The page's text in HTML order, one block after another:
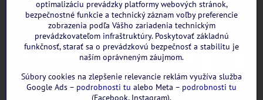
optimalizáciu prevádzky platformy webových stránok,
bezpečnostné funkcie a technický záznam voľby preferencie
zobrazenia podľa Vášho zariadenia technickým
prevádzkovateľom infraštruktúry. Poskytovať základnú
funkčnosť, starať sa o prevádzkovú bezpečnosť a stabilitu je
naším oprávneným záujmom.
Súbory cookies na zlepšenie relevancie reklám využíva služba
Google Ads – podrobnosti tu alebo Meta – podrobnosti tu
(Facebook, Instagram).